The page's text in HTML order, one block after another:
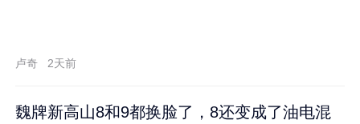
卢奇 2天前
魏牌新高山8和9都换脸了，8还变成了油电混